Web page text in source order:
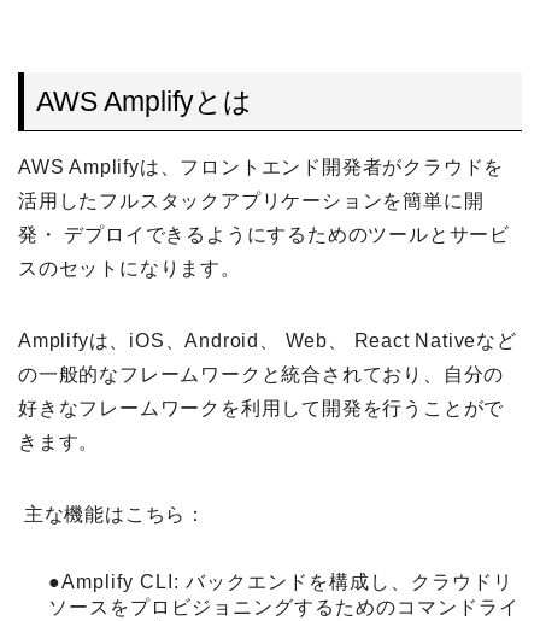
AWS Amplifyとは
AWS Amplifyは、フロントエンド開発者がクラウドを
活用したフルスタックアプリケーションを簡単に開
発・ デプロイできるようにするためのツールとサービ
スのセットになります。
Amplifyは、iOS、Android、 Web、 React Nativeなど
の一般的なフレームワークと統合されており、自分の
好きなフレームワークを利用して開発を行うことがで
きます。
主な機能はこちら：
●Amplify CLI: バックエンドを構成し、クラウドリ
ソースをプロビジョニングするためのコマンドライ